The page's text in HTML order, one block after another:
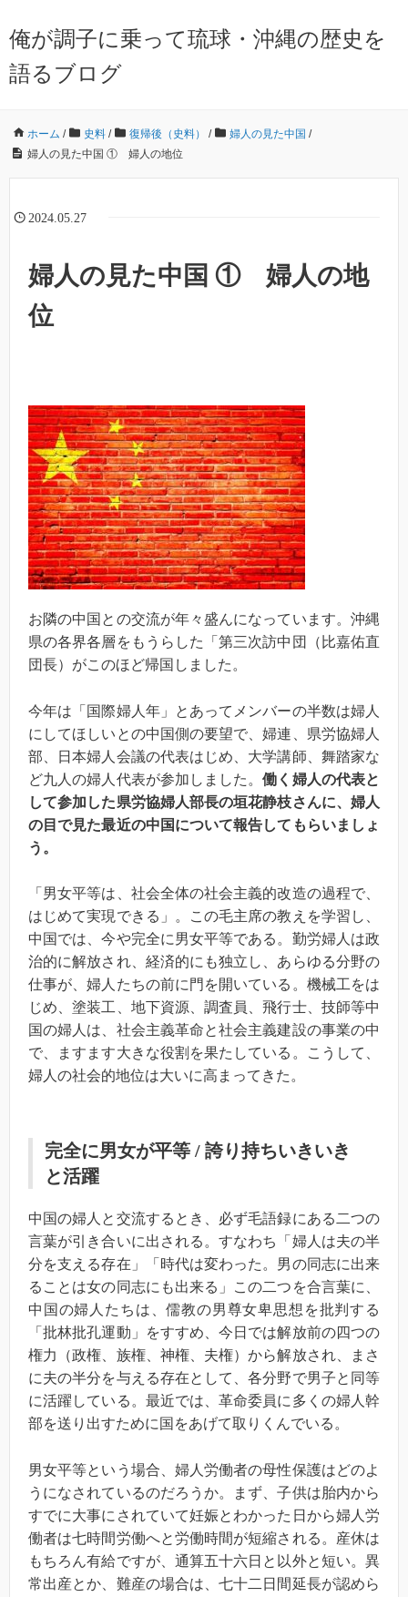
俺が調子に乗って琉球・沖縄の歴史を
語るブログ
ホーム / 史料 / 復帰後（史料） / 婦人の見た中国 /
婦人の見た中国 ① 婦人の地位
2024.05.27
婦人の見た中国 ① 婦人の地
位
お隣の中国との交流が年々盛んになっています。沖縄
県の各界各層をもうらした「第三次訪中団（比嘉佑直
団長）がこのほど帰国しました。
今年は「国際婦人年」とあってメンバーの半数は婦人
にしてほしいとの中国側の要望で、婦連、県労協婦人
部、日本婦人会議の代表はじめ、大学講師、舞踏家な
ど九人の婦人代表が参加しました。働く婦人の代表と
して参加した県労協婦人部長の垣花静枝さんに、婦人
の目で見た最近の中国について報告してもらいましょ
う。
「男女平等は、社会全体の社会主義的改造の過程で、
はじめて実現できる」。この毛主席の教えを学習し、
中国では、今や完全に男女平等である。勤労婦人は政
治的に解放され、経済的にも独立し、あらゆる分野の
仕事が、婦人たちの前に門を開いている。機械工をは
じめ、塗装工、地下資源、調査員、飛行士、技師等中
国の婦人は、社会主義革命と社会主義建設の事業の中
で、ますます大きな役割を果たしている。こうして、
婦人の社会的地位は大いに高まってきた。
完全に男女が平等 / 誇り持ちいきいき
と活躍
中国の婦人と交流するとき、必ず毛語録にある二つの
言葉が引き合いに出される。すなわち「婦人は夫の半
分を支える存在」「時代は変わった。男の同志に出来
ることは女の同志にも出来る」この二つを合言葉に、
中国の婦人たちは、儒教の男尊女卑思想を批判する
「批林批孔運動」をすすめ、今日では解放前の四つの
権力（政権、族権、神権、夫権）から解放され、まさ
に夫の半分を与える存在として、各分野で男子と同等
に活躍している。最近では、革命委員に多くの婦人幹
部を送り出すために国をあげて取りくんでいる。
男女平等という場合、婦人労働者の母性保護はどのよ
うになされているのだろうか。まず、子供は胎内から
すでに大事にされていて妊娠とわかった日から婦人労
働者は七時間労働へと労働時間が短縮される。産休は
もちろん有給ですが、通算五十六日と以外と短い。異
常出産とか、難産の場合は、七十二日間延長が認めら